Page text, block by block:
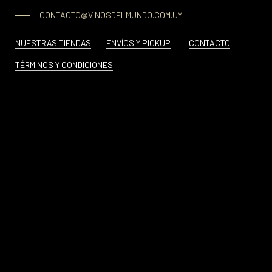
CONTACTO@VINOSDELMUNDO.COM.UY
NUESTRAS TIENDAS ENVÍOS Y PICKUP CONTACTO
TÉRMINOS Y CONDICIONES